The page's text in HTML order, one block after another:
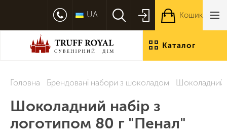
Каталог
UA Кошик
Головна Брендовані набори з шоколадом Шоколадний
Шоколадний набір з
логотипом 80 г "Пенал"